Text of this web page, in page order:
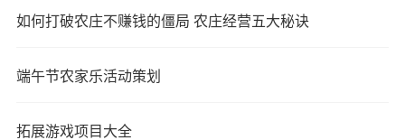
如何打破农庄不赚钱的僵局 农庄经营五大秘诀
端午节农家乐活动策划
拓展游戏项目大全